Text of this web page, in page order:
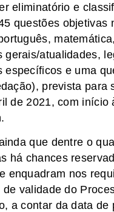
eliminatório e
questões objetivas
matemática,
gerais/atualidades,
específicos e uma
prevista para
de 2021, com início
que dentre o
há chances
enquadram nos
validade do
a contar da data de